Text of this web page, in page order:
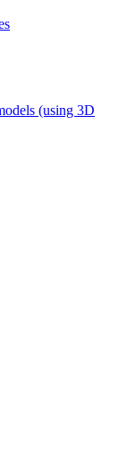
(using 3D